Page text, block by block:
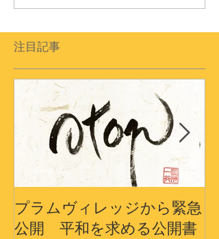
注目記事
プラムヴィレッジから緊急
公開 平和を求める公開書